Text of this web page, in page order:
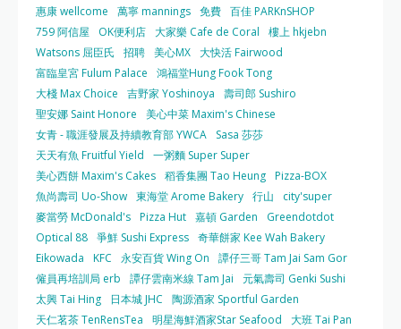
惠康 wellcome
萬寧 mannings 免費 百佳 PARKnSHOP
759 阿信屋
OK便利店 大家樂 Cafe de Coral
樓上 hkjebn
Watsons 屈臣氏
招聘 美心MX 大快活 Fairwood
富臨皇宮 Fulum Palace
鴻福堂Hung Fook Tong
大棧 Max Choice
吉野家 Yoshinoya
壽司郎 Sushiro
聖安娜 Saint Honore
美心中菜 Maxim's Chinese
女青 - 職涯發展及持續教育部 YWCA
Sasa 莎莎
天天有魚 Fruitful Yield
一粥麵 Super Super
美心西餅 Maxim's Cakes 稻香集團 Tao Heung Pizza-BOX
魚尚壽司 Uo-Show 東海堂 Arome Bakery 行山
city'super
麥當勞 McDonald's Pizza Hut 嘉頓 Garden
Greendotdot
Optical 88 爭鮮 Sushi Express 奇華餅家 Kee Wah Bakery
Eikowada
KFC 永安百貨 Wing On
譚仔三哥 Tam Jai Sam Gor
僱員再培訓局 erb
譚仔雲南米線 Tam Jai
元氣壽司 Genki Sushi
太興 Tai Hing
日本城 JHC
陶源酒家 Sportful Garden
天仁茗茶 TenRensTea
明星海鮮酒家Star Seafood
大班 Tai Pan